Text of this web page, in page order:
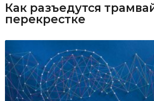
Как разъедутся
перекрестке